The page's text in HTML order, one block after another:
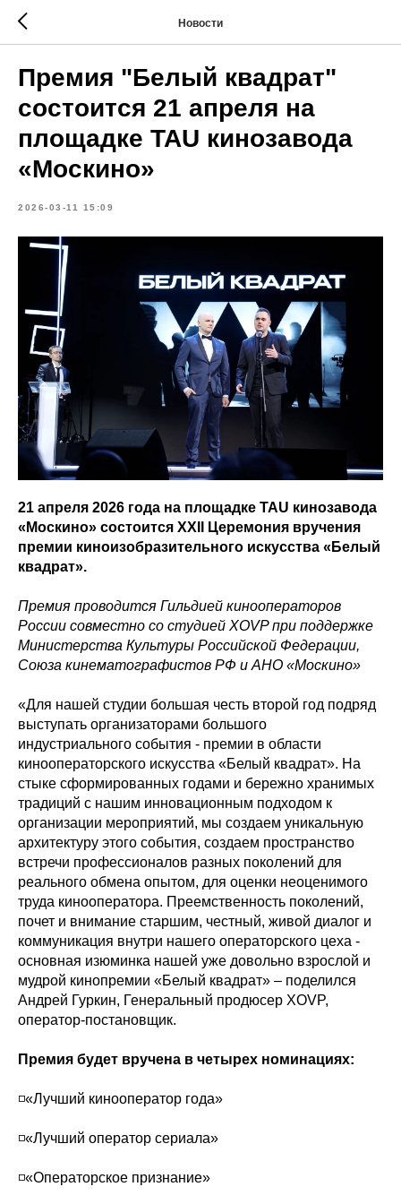
Новости
Премия "Белый квадрат"
состоится 21 апреля на
площадке TAU кинозавода
«Москино»
2026-03-11 15:09
21 апреля 2026 года на площадке TAU кинозавода
«Москино» состоится XXII Церемония вручения
премии киноизобразительного искусства «Белый
квадрат».
Премия проводится Гильдией кинооператоров
России совместно со студией XOVP при поддержке
Министерства Культуры Российской Федерации,
Союза кинематографистов РФ и АНО «Москино»
«Для нашей студии большая честь второй год подряд
выступать организаторами большого
индустриального события - премии в области
кинооператорского искусства «Белый квадрат». На
стыке сформированных годами и бережно хранимых
традиций с нашим инновационным подходом к
организации мероприятий, мы создаем уникальную
архитектуру этого события, создаем пространство
встречи профессионалов разных поколений для
реального обмена опытом, для оценки неоценимого
труда кинооператора. Преемственность поколений,
почет и внимание старшим, честный, живой диалог и
коммуникация внутри нашего операторского цеха -
основная изюминка нашей уже довольно взрослой и
мудрой кинопремии «Белый квадрат» – поделился
Андрей Гуркин, Генеральный продюсер XOVP,
оператор-постановщик.
Премия будет вручена в четырех номинациях:
◽️«Лучший кинооператор года»
◽️«Лучший оператор сериала»
◽️«Операторское признание»